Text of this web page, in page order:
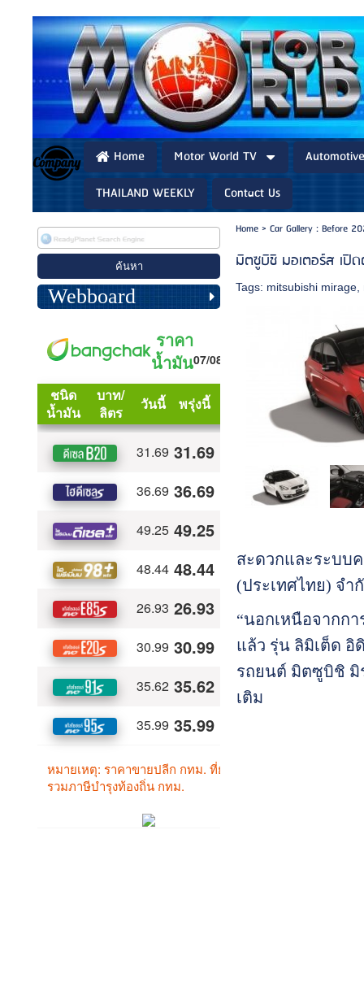
Home Motor World TV
THAILAND WEEKLY
Contact Us
Webboard
Home> Car Gallery : Before
มิตซูบิชิ มอเตอร์ส เปิ
Tags: mitsubishi mirage
สะดวกและระบบ
(ประเทศไทย) จำ
“นอกเหนือจากก
แล้ว รุ่น ลิมิเต็ด อิ
รถยนต์ มิตซูบิชิ มิ
เติม